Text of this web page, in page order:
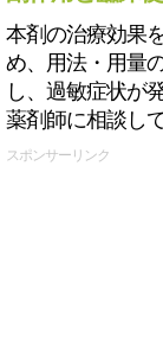
本剤の治療効果
め、用法・用量
し、過敏症状が
薬剤師に相談し
スポンサーリンク